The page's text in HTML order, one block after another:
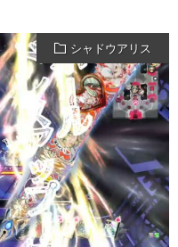
シャドウアリス